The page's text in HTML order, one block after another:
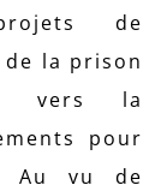
de
la prison
vers la
pour
Au vu de